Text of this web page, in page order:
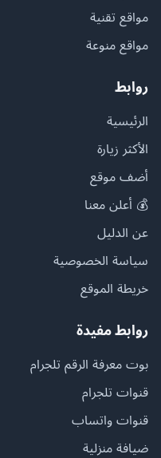
مواقع تقنية
مواقع منوعة
روابط
الرئيسية
الأكثر زيارة
أضف موقع
💰 أعلن معنا
عن الدليل
سياسة الخصوصية
خريطة الموقع
روابط مفيدة
بوت معرفة الرقم تلجرام
قنوات تلجرام
قنوات واتساب
ضيافة منزلية